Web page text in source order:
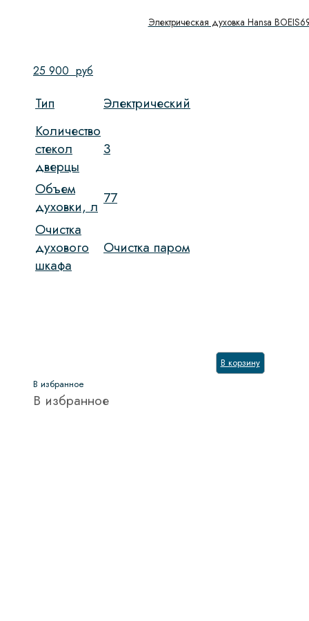
Электрическая духовка Hansa
25 900 руб
Тип
Электрический
Количество
стекол
дверцы
3
Объем
духовки, л 77
Очистка
духового
шкафа
Очистка паром
В корзину
В избранное
В избранное